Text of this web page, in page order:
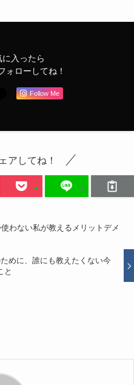
入ったら
ォローしてね！
Follow Me
アしてね！
わない私が教えるメリットデメ
めに、誰にも教えたくない今
と